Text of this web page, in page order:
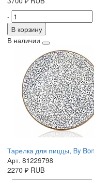
-
В корзину
В наличии
Тарелка для пиццы, By
Арт. 81229798
2270 ₽ RUB